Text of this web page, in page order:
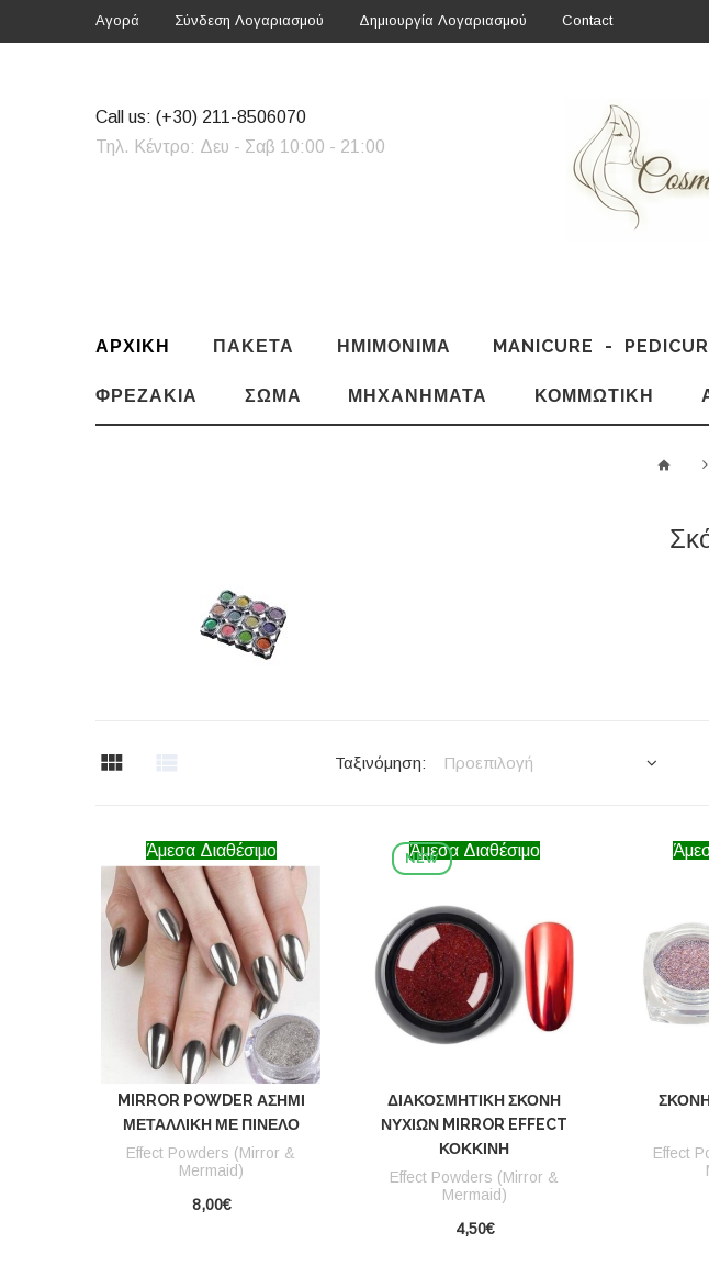
Αγορά Σύνδεση Λογαριασμού Δημιουργία Λογαριασμού Contact
Call us: (+30) 211-8506070
Τηλ. Κέντρο: Δευ - Σαβ 10:00 - 21:00
ΑΡΧΙΚΗ ΠΑΚΈΤΑ ΗΜΙΜΌΝΙΜΑ MANICURE -
ΦΡΕΖΆΚΙΑ ΣΏΜΑ ΜΗΧΑΝΉΜΑΤΑ ΚΟΜΜΩΤΙΚΉ
Ταξινόμηση: Προεπιλογή
Άμεσα Διαθέσιμο
MIRROR POWDER ΑΣΗΜΊ
ΜΕΤΑΛΛΙΚΉ ΜΕ ΠΙΝΈΛΟ
Effect Powders (Mirror &
Mermaid)
8,00€
Άμεσα Διαθέσιμο
NEW
ΔΙΑΚΟΣΜΗΤΙΚΉ ΣΚΌΝΗ
ΝΥΧΙΏΝ MIRROR EFFECT
ΚΌΚΚΙΝΗ
Effect Powders (Mirror &
Mermaid)
4,50€
Effect